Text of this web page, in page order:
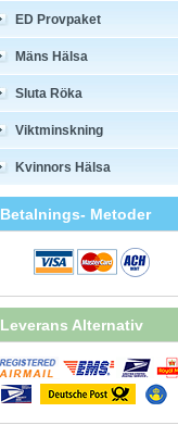
ED Provpaket
Mäns Hälsa
Sluta Röka
Viktminskning
Kvinnors Hälsa
Betalnings- Metoder
Leverans Alternativ